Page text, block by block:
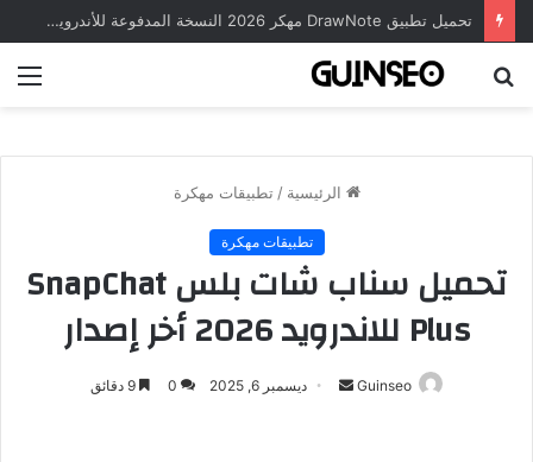
تحميل تطبيق DrawNote مهكر 2026 النسخة المدفوعة للأندرويد مجاناً
الرئيسية / تطبيقات مهكرة
تطبيقات مهكرة
تحميل سناب شات بلس SnapChat
Plus للاندرويد 2026 أخر إصدار
Guinseo
أرسل ديسمبر 6, 2025 0